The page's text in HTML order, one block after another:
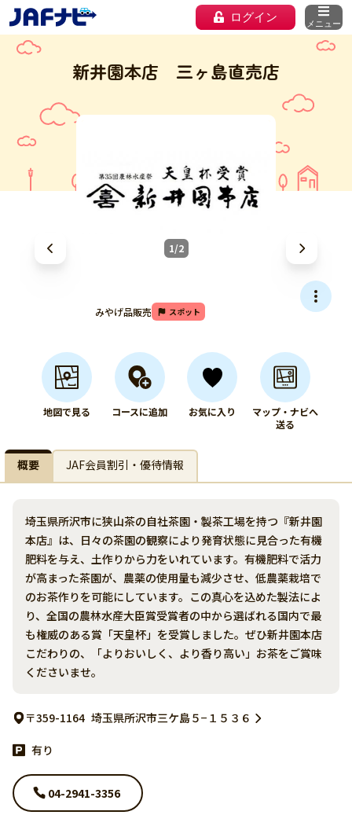
ログイン メニュー
新井園本店 三ヶ島直売店
1/2
みやげ品販売 スポット
地図で見る コースに追加 お気に入り
マップ・ナビへ
送る
概要 JAF会員割引・優待情報
埼玉県所沢市に狭山茶の自社茶園・製茶工場を持つ『新井園
本店』は、日々の茶園の観察により発育状態に見合った有機
肥料を与え、土作りから力をいれています。有機肥料で活力
が高まった茶園が、農薬の使用量も減少させ、低農薬栽培で
のお茶作りを可能にしています。この真心を込めた製法によ
り、全国の農林水産大臣賞受賞者の中から選ばれる国内で最
も権威のある賞「天皇杯」を受賞しました。ぜひ新井園本店
こだわりの、「よりおいしく、より香り高い」お茶をご賞味
くださいませ。
〒359-1164 埼玉県所沢市三ケ島５−１５３６
有り
04-2941-3356